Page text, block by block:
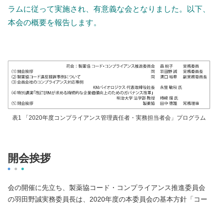
ラムに従って実施され、有意義な会となりました。以下、
本会の概要を報告します。
表1 「2020年度コンプライアンス管理責任者・実務担当者会」プログラム
開会挨拶
会の開催に先立ち、製薬協コード・コンプライアンス推進委員会
の羽田野誠実務委員長は、2020年度の本委員会の基本方針「コー